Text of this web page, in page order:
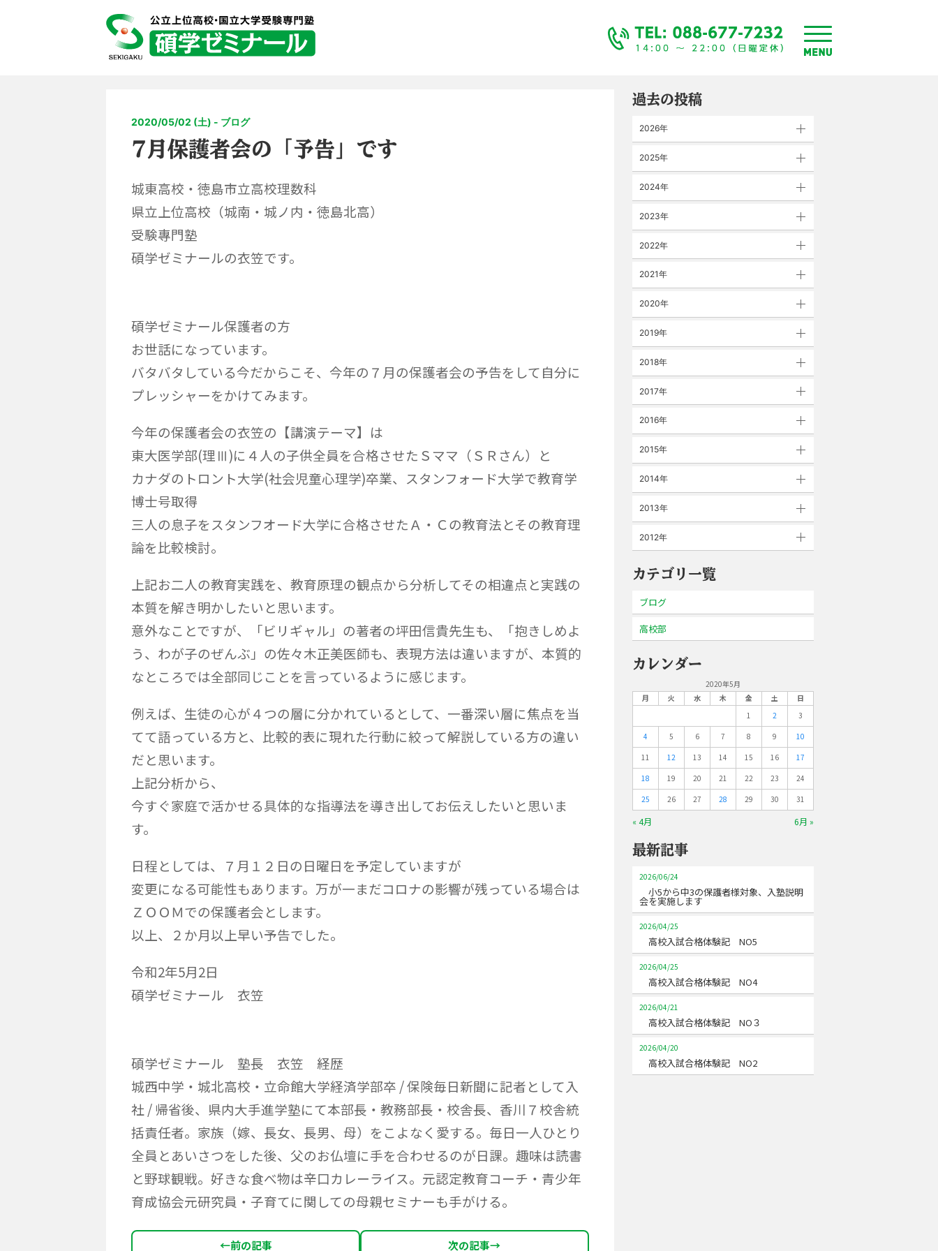
toggle
menu
2020/05/02 (土) - ブログ
7月保護者会の「予告」です
城東高校・徳島市立高校理数科
県立上位高校（城南・城ノ内・徳島北高）
受験專門塾
碩学ゼミナールの衣笠です。
碩学ゼミナール保護者の方
お世話になっています。
バタバタしている今だからこそ、今年の７月の保護者会の予告をして自分に
プレッシャーをかけてみます。
今年の保護者会の衣笠の【講演テーマ】は
東大医学部(理Ⅲ)に４人の子供全員を合格させたＳママ（ＳＲさん）と
カナダのトロント大学(社会児童心理学)卒業、スタンフォード大学で教育学
博士号取得
三人の息子をスタンフオード大学に合格させたＡ・Ｃの教育法とその教育理
論を比較検討。
上記お二人の教育実践を、教育原理の観点から分析してその相違点と実践の
本質を解き明かしたいと思います。
意外なことですが、「ビリギャル」の著者の坪田信貴先生も、「抱きしめよ
う、わが子のぜんぶ」の佐々木正美医師も、表現方法は違いますが、本質的
なところでは全部同じことを言っているように感じます。
例えば、生徒の心が４つの層に分かれているとして、一番深い層に焦点を当
てて語っている方と、比較的表に現れた行動に絞って解説している方の違い
だと思います。
上記分析から、
今すぐ家庭で活かせる具体的な指導法を導き出してお伝えしたいと思いま
す。
日程としては、７月１２日の日曜日を予定していますが
変更になる可能性もあります。万が一まだコロナの影響が残っている場合は
ＺＯＯＭでの保護者会とします。
以上、２か月以上早い予告でした。
令和2年5月2日
碩学ゼミナール 衣笠
碩学ゼミナール 塾長 衣笠 経歴
城西中学・城北高校・立命館大学経済学部卒 / 保険毎日新聞に記者として入
社 / 帰省後、県内大手進学塾にて本部長・教務部長・校舎長、香川７校舎統
括責任者。家族（嫁、長女、長男、母）をこよなく愛する。毎日一人ひとり
全員とあいさつをした後、父のお仏壇に手を合わせるのが日課。趣味は読書
と野球観戦。好きな食べ物は辛口カレーライス。元認定教育コーチ・青少年
育成協会元研究員・子育てに関しての母親セミナーも手がける。
←前の記事 次の記事→
過去の投稿
2026年
2025年
2024年
2023年
2022年
2021年
2020年
2019年
2018年
2017年
2016年
2015年
2014年
2013年
2012年
カテゴリ一覧
ブログ
高校部
カレンダー
2020年5月
月
火 水 木 金 土
日
1
2
3
4
5 6 7 8 9
10
11
12 13 14 15 16
17
18
19 20 21 22 23
24
25
26 27 28 29 30 31
« 4月 6月 »
最新記事
2026/06/24
小5から中3の保護者様対象、入塾説明
会を実施します
2026/04/25
高校入試合格体験記 NO5
2026/04/25
高校入試合格体験記 NO4
2026/04/21
高校入試合格体験記 NO３
2026/04/20
高校入試合格体験記 NO2